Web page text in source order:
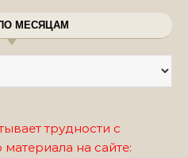
МЕСЯЦАМ
трудности с
на сайте: